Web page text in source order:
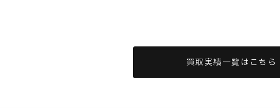
買取実績一覧はこちら